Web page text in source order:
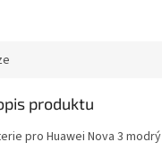
produktu
pro Huawei Nova 3 modrý